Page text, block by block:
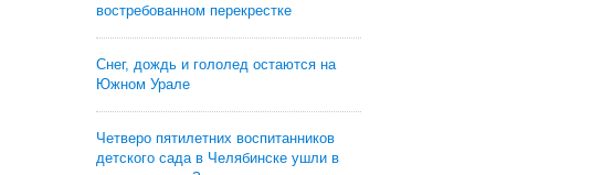
востребованном перекрестке
Снег, дождь и гололед остаются на
Южном Урале
Четверо пятилетних воспитанников
детского сада в Челябинске ушли в